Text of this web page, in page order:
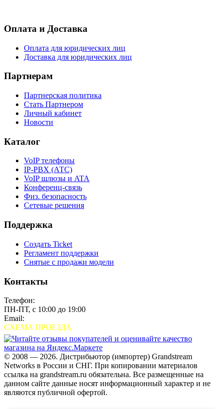
Оплата и Доставка
Оплата для юридических лиц
Доставка для юридических лиц
Партнерам
Партнерская политика
Стать Партнером
Личный кабинет
Новости
Каталог
VoIP телефоны
IP-PBX (АТС)
VoIP шлюзы и ATA
Конференц-связь
Физ. безопасность
Сетевые решения
Поддержка
Создать Ticket
Регламент поддержки
Снятые с продажи модели
Контакты
Телефон:
ПН-ПТ, с 10:00 до 19:00
Email:
СХЕМА ПРОЕЗДА
© 2008 — 2026. Дистрибьютор (импортер) Grandstream
Networks в России и СНГ. При копировании материалов
ссылка на grandstream.ru обязательна. Все размещенные на
данном сайте данные носят информационный характер и не
являются публичной офертой.